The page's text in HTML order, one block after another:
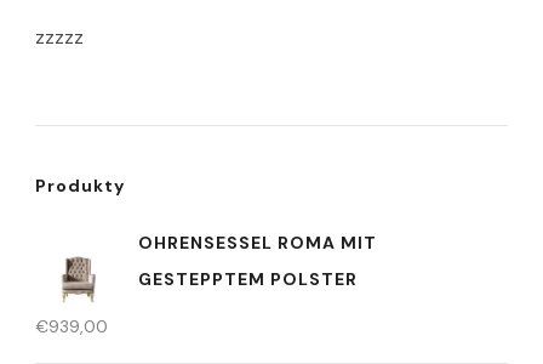
zzzzz
Produkty
OHRENSESSEL ROMA MIT
GESTEPPTEM POLSTER
€939,00